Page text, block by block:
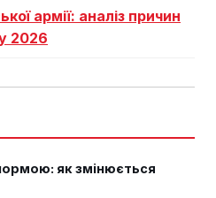
армії: аналіз причин
2026
як змінюється